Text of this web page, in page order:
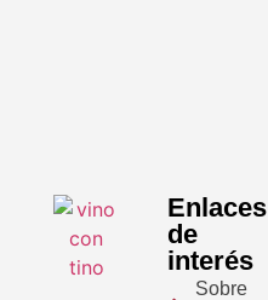
Enlaces
de
interés
Sobre